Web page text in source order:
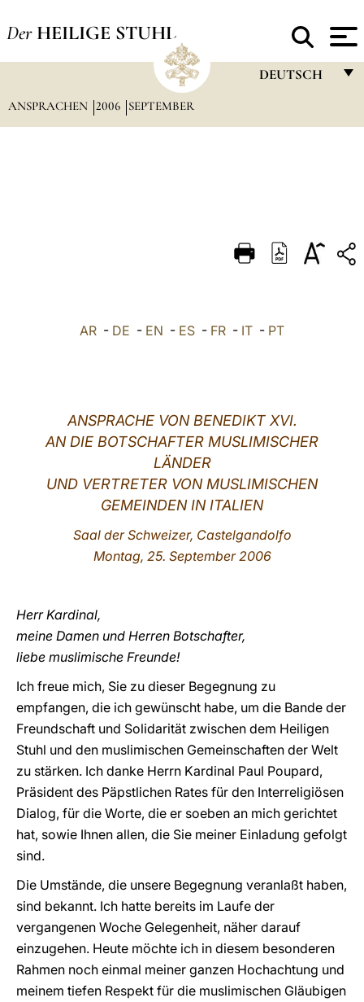
Der HEILIGE STUHL
DEUTSCH
DEUTSCH
العربيّة
ANSPRACHEN 2006 SEPTEMBER
AR - DE - EN - ES - FR - IT - PT
ANSPRACHE VON BENEDIKT XVI.
AN DIE BOTSCHAFTER MUSLIMISCHER
LÄNDER
UND VERTRETER VON MUSLIMISCHEN
GEMEINDEN IN ITALIEN
Saal der Schweizer, Castelgandolfo
Montag, 25. September 2006
Herr Kardinal,
meine Damen und Herren Botschafter,
liebe muslimische Freunde!
Ich freue mich, Sie zu dieser Begegnung zu
empfangen, die ich gewünscht habe, um die Bande der
Freundschaft und Solidarität zwischen dem Heiligen
Stuhl und den muslimischen Gemeinschaften der Welt
zu stärken. Ich danke Herrn Kardinal Paul Poupard,
Präsident des Päpstlichen Rates für den Interreligiösen
Dialog, für die Worte, die er soeben an mich gerichtet
hat, sowie Ihnen allen, die Sie meiner Einladung gefolgt
sind.
Die Umstände, die unsere Begegnung veranlaßt haben,
sind bekannt. Ich hatte bereits im Laufe der
vergangenen Woche Gelegenheit, näher darauf
einzugehen. Heute möchte ich in diesem besonderen
Rahmen noch einmal meiner ganzen Hochachtung und
meinem tiefen Respekt für die muslimischen Gläubigen